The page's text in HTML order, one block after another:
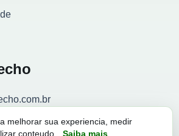
melhorar sua experiencia, medir
conteudo.
Saiba mais